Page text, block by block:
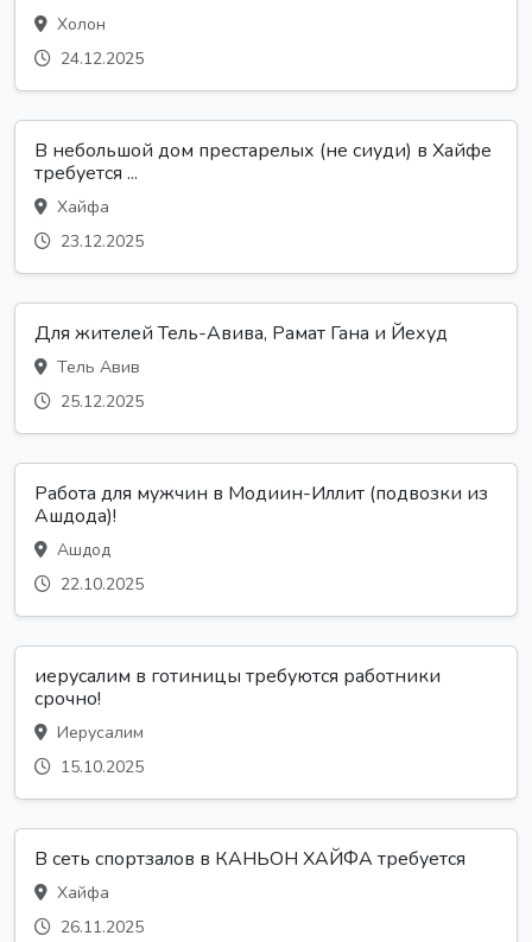
Холон
24.12.2025
В небольшой дом престарелых (не сиуди) в Хайфе
требуется ...
Хайфа
23.12.2025
Для жителей Тель-Авива, Рамат Гана и Йехуд
Тель Авив
25.12.2025
Работа для мужчин в Модиин-Иллит (подвозки из
Ашдода)!
Ашдод
22.10.2025
иерусалим в готиницы требуются работники
срочно!
Иерусалим
15.10.2025
В сеть спортзалов в КАНЬОН ХАЙФА требуется
Хайфа
26.11.2025